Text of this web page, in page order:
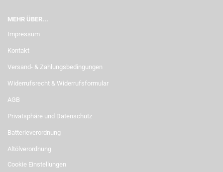
MEHR ÜBER...
Impressum
Kontakt
Versand- & Zahlungsbedingungen
Widerrufsrecht & Widerrufsformular
AGB
Privatsphäre und Datenschutz
Batterieverordnung
Altölverordnung
Cookie Einstellungen